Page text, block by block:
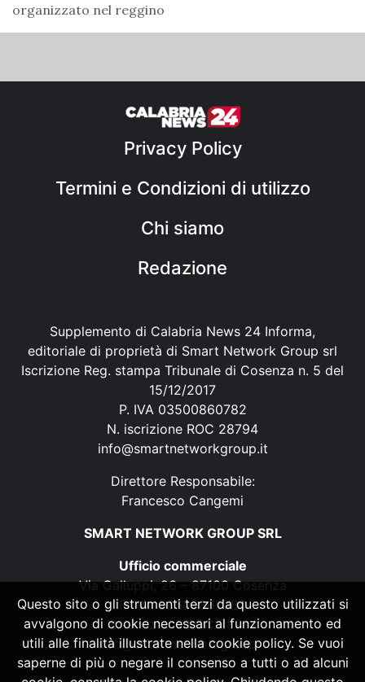
organizzato nel reggino
Privacy Policy
Termini e Condizioni di utilizzo
Chi siamo
Redazione
Supplemento di Calabria News 24 Informa,
editoriale di proprietà di Smart Network Group srl
Iscrizione Reg. stampa Tribunale di Cosenza n. 5 del
15/12/2017
P. IVA 03500860782
N. iscrizione ROC 28794
info@smartnetworkgroup.it
Direttore Responsabile:
Francesco Cangemi
SMART NETWORK GROUP SRL
Ufficio commerciale
Via Galluppi, 26 – 87100 Cosenza
P. IVA 03500860782
N. iscrizione ROC 28794
info@smartnetworkgroup.it
Questo sito o gli strumenti terzi da questo utilizzati si
avvalgono di cookie necessari al funzionamento ed
utili alle finalità illustrate nella cookie policy. Se vuoi
saperne di più o negare il consenso a tutti o ad alcuni